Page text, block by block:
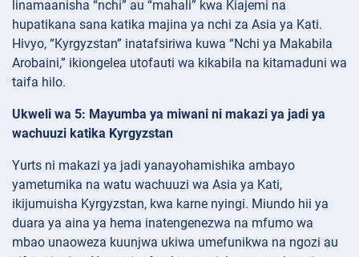
linamaanisha “nchi” au “mahali” kwa Kiajemi na
hupatikana sana katika majina ya nchi za Asia ya Kati.
Hivyo, “Kyrgyzstan” inatafsiriwa kuwa “Nchi ya Makabila
Arobaini,” ikiongelea utofauti wa kikabila na kitamaduni wa
taifa hilo.
Ukweli wa 5: Mayumba ya miwani ni makazi ya jadi ya
wachuuzi katika Kyrgyzstan
Yurts ni makazi ya jadi yanayohamishika ambayo
yametumika na watu wachuuzi wa Asia ya Kati,
ikijumuisha Kyrgyzstan, kwa karne nyingi. Miundo hii ya
duara ya aina ya hema inatengenezwa na mfumo wa
mbao unaoweza kuunjwa ukiwa umefunikwa na ngozi au